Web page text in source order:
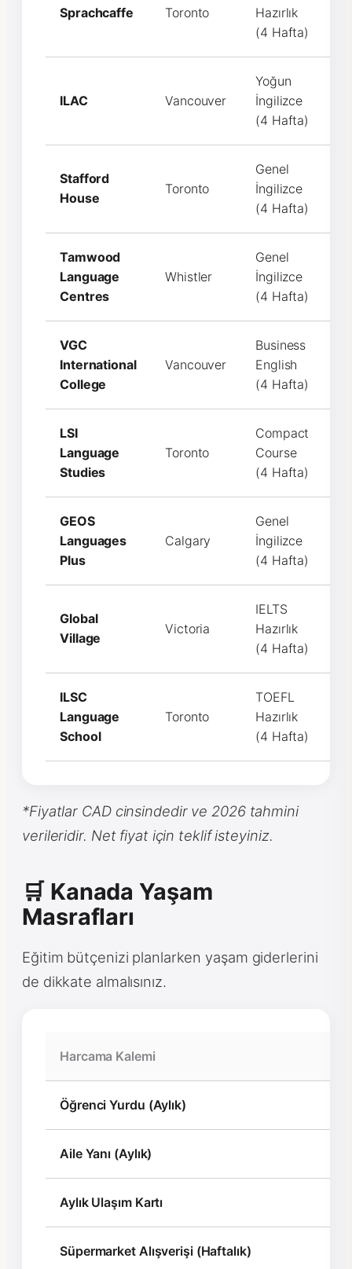
Sprachcaffe Toronto
Hazırlık
(4 Hafta)
ILAC Vancouver
Yoğun
İngilizce
(4 Hafta)
Stafford
House
Toronto
Genel
İngilizce
(4 Hafta)
Tamwood
Language
Centres
Whistler
Genel
İngilizce
(4 Hafta)
VGC
International
College
Vancouver
Business
English
(4 Hafta)
LSI
Language
Studies
Toronto
Compact
Course
(4 Hafta)
GEOS
Languages
Plus
Calgary
Genel
İngilizce
(4 Hafta)
Global
Village
Victoria
IELTS
Hazırlık
(4 Hafta)
ILSC
Language
School
Toronto
TOEFL
Hazırlık
(4 Hafta)
*Fiyatlar CAD cinsindedir ve 2026 tahmini
verileridir. Net fiyat için teklif isteyiniz.
🛒 Kanada Yaşam
Masrafları
Eğitim bütçenizi planlarken yaşam giderlerini
de dikkate almalısınız.
Harcama Kalemi
Öğrenci Yurdu (Aylık)
Aile Yanı (Aylık)
Aylık Ulaşım Kartı
Süpermarket Alışverişi (Haftalık)